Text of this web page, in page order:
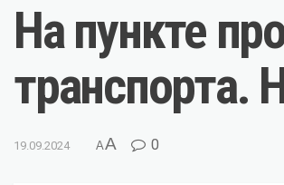
На пункте
транспорта.
19.09.2024 AA 0